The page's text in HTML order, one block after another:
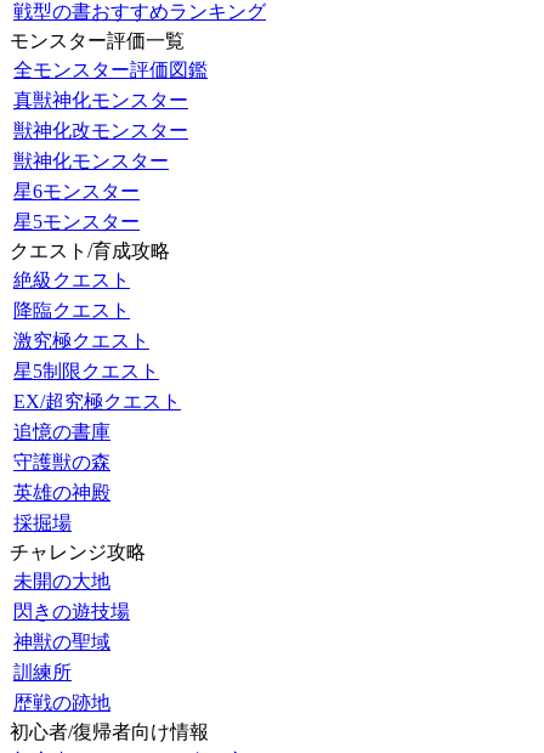
戦型の書おすすめランキング
モンスター評価一覧
全モンスター評価図鑑
真獣神化モンスター
獣神化改モンスター
獣神化モンスター
星6モンスター
星5モンスター
クエスト/育成攻略
絶級クエスト
降臨クエスト
激究極クエスト
星5制限クエスト
EX/超究極クエスト
追憶の書庫
守護獣の森
英雄の神殿
採掘場
チャレンジ攻略
未開の大地
閃きの遊技場
神獣の聖域
訓練所
歴戦の跡地
初心者/復帰者向け情報